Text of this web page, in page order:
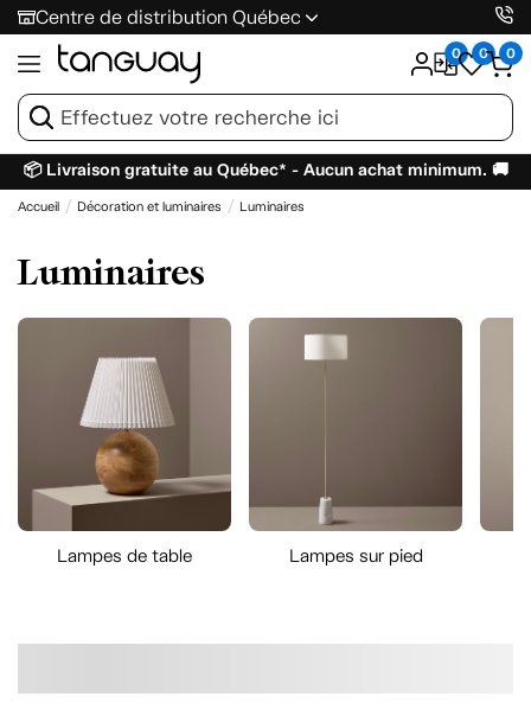
Centre de distribution Québec
0 0 0
📦 Livraison gratuite au Québec* - Aucun achat minimum. 🚚
Accueil Décoration et luminaires Luminaires
Luminaires
Lampes de table Lampes sur pied